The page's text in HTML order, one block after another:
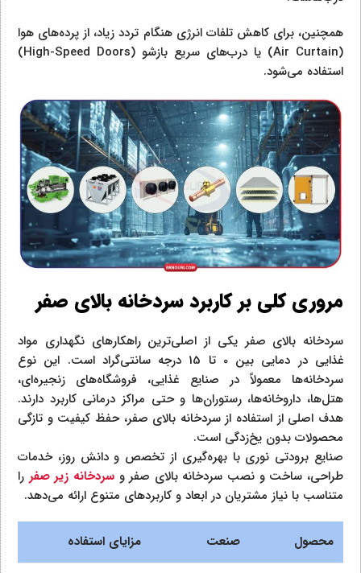
همچنین، برای کاهش تلفات انرژی هنگام تردد زیاد، از پرده‌های هوا
(Air Curtain) یا درب‌های سریع بازشو (High-Speed Doors)
استفاده می‌شود.
مروری کلی بر کاربرد سردخانه بالای صفر
سردخانه بالای صفر یکی از اصلی‌ترین راهکارهای نگهداری مواد
غذایی در دمایی بین 0 تا 15 درجه سانتی‌گراد است. این نوع
سردخانه‌ها معمولاً در صنایع غذایی، فروشگاه‌های زنجیره‌ای،
هتل‌ها، داروخانه‌ها، رستوران‌ها و حتی مراکز درمانی کاربرد دارند.
هدف اصلی از استفاده از سردخانه بالای صفر، حفظ کیفیت و تازگی
محصولات بدون یخ‌زدگی است.
صنایع برودتی نوری با بهره‌گیری از تخصص و دانش روز، خدمات
طراحی، ساخت و نصب سردخانه بالای صفر وسردخانه زیر صفر را
متناسب با نیاز مشتریان در ابعاد و کاربردهای متنوع ارائه می‌دهد.
محصول صنعت مزایای استفاده